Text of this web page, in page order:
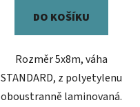
DO KOŠÍKU
Rozměr 5x8m, váha
STANDARD, z polyetylenu
oboustranně laminovaná.